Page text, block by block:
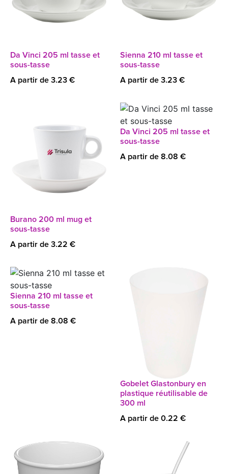
Da Vinci 205 ml tasse et
sous-tasse
A partir de 3.23 €
Sienna 210 ml tasse et
sous-tasse
A partir de 3.23 €
Burano 200 ml mug et
sous-tasse
A partir de 3.22 €
Da Vinci 205 ml tasse et
sous-tasse
A partir de 8.08 €
Sienna 210 ml tasse et
sous-tasse
A partir de 8.08 €
Gobelet Glastonbury en
plastique réutilisable de
300 ml
A partir de 0.22 €